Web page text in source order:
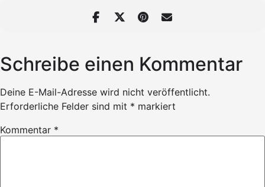
Schreibe einen Kommentar
Deine E-Mail-Adresse wird nicht veröffentlicht.
Erforderliche Felder sind mit * markiert
Kommentar *